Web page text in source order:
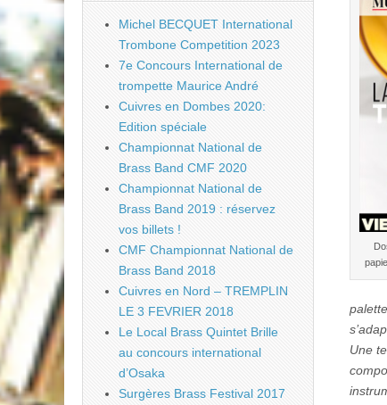
Une
Michel BECQUET International
Trombone Competition 2023
7e Concours International de
trompette Maurice André
Cuivres en Dombes 2020:
Edition spéciale
Championnat National de
Brass Band CMF 2020
Championnat National de
Brass Band 2019 : réservez
vos billets !
CMF Championnat National de
Brass Band 2018
Cuivres en Nord – TREMPLIN
LE 3 FEVRIER 2018
Le Local Brass Quintet Brille
au concours international
d’Osaka
Surgères Brass Festival 2017